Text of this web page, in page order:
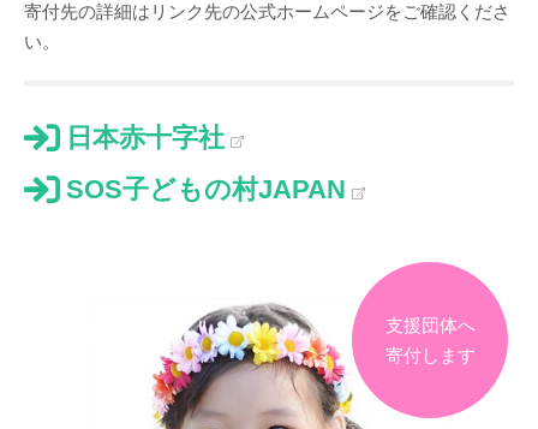
寄付先の詳細はリンク先の公式ホームページをご確認くださ
い。
日本赤十字社
SOS子どもの村JAPAN
支援団体へ
寄付します